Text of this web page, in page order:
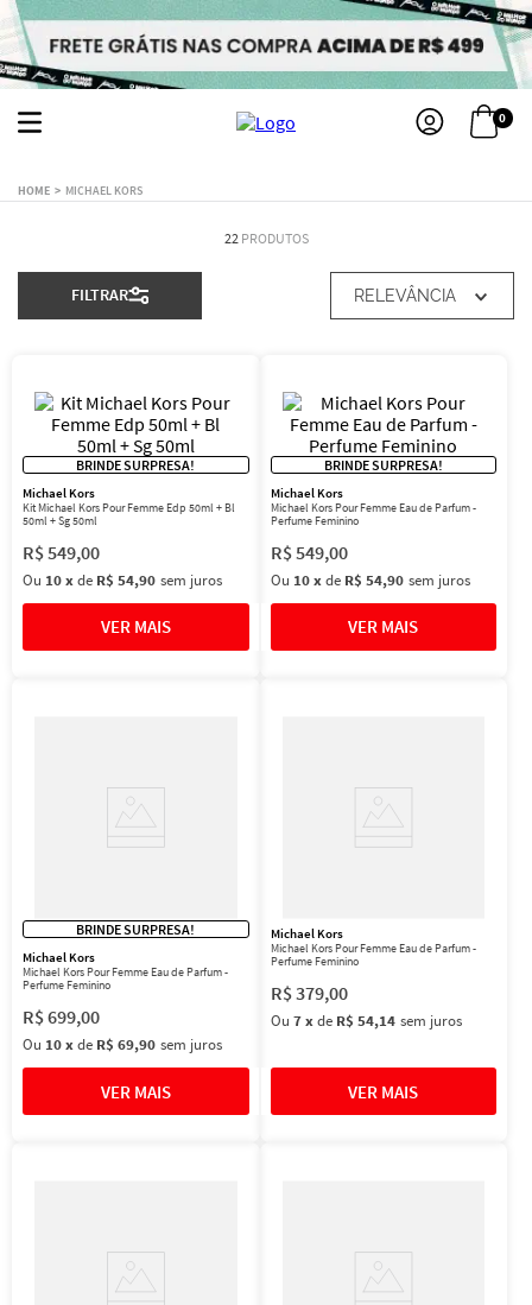
0
MICHAEL KORS
22 PRODUTOS
FILTRAR RELEVÂNCIA
BRINDE SURPRESA!
Michael Kors
Kit Michael Kors Pour Femme Edp 50ml + Bl
50ml + Sg 50ml
R$549,00
Ou 10xde R$ 54,90 sem juros
BRINDE SURPRESA!
Michael Kors
Michael Kors Pour Femme Eau de Parfum -
Perfume Feminino
R$549,00
Ou 10 xde R$ 54,90 sem juros
BRINDE SURPRESA!
Michael Kors
Michael Kors Pour Femme Eau de Parfum -
Perfume Feminino
R$699,00
Ou 10xde R$ 69,90 sem juros
Michael Kors
Michael Kors Pour Femme Eau de Parfum -
Perfume Feminino
R$379,00
Ou 7 xde R$ 54,14 sem juros